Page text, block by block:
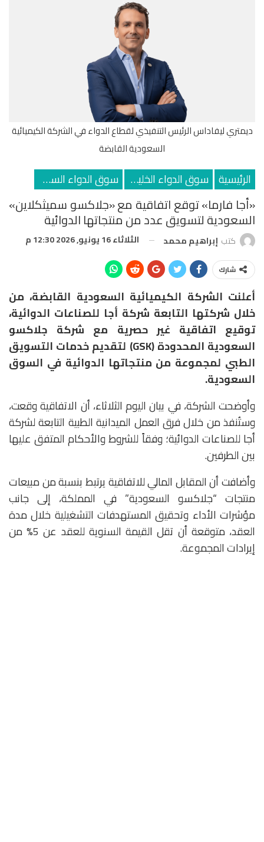
ديمتري ليفاداس الرئيس التنفيذي لقطاع الدواء في الشركة الكيميائية
السعودية القابضة
الرئيسية سوق الدواء الخليجي سوق الدواء السعودي
«أجا فارما» توقع اتفاقية مع «جلاكسو سميثكلاين»
السعودية لتسويق عدد من منتجاتها الدوائية
كتب إبراهيم محمد الثلاثاء 16 يونيو, 2026 12:30 م
شارك
أعلنت الشركة الكيميائية السعودية القابضة، من
خلال شركتها التابعة شركة أجا للصناعات الدوائية،
توقيع اتفاقية غير حصرية مع شركة جلاكسو
السعودية المحدودة (GSK) لتقديم خدمات التسويق
الطبي لمجموعة من منتجاتها الدوائية في السوق
السعودية.
وأوضحت الشركة، في بيان اليوم الثلاثاء، أن الاتفاقية وقعت،
وستُنفذ من خلال فرق العمل الميدانية الطبية التابعة لشركة
أجا للصناعات الدوائية؛ وفقاً للشروط والأحكام المتفق عليها
بين الطرفين.
وأضافت أن المقابل المالي للاتفاقية يرتبط بنسبة من مبيعات
منتجات “جلاكسو السعودية” في المملكة، إلى جانب
مؤشرات الأداء وتحقيق المستهدفات التشغيلية خلال مدة
العقد، متوقعة أن تقل القيمة السنوية للعقد عن 5% من
إيرادات المجموعة.